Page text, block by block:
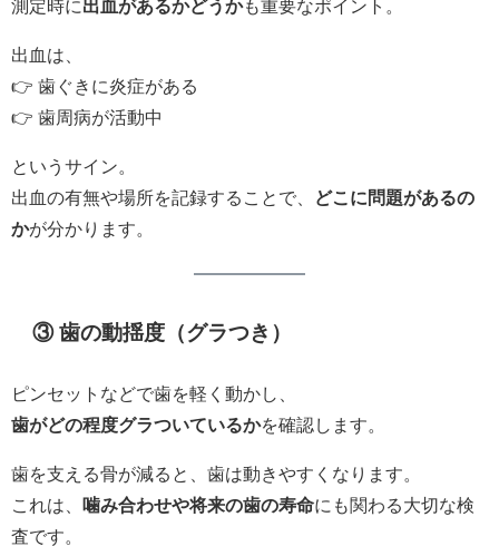
測定時に出血があるかどうかも重要なポイント。
出血は、
👉 歯ぐきに炎症がある
👉 歯周病が活動中
というサイン。
出血の有無や場所を記録することで、
どこに問題があるの
かが分かります。
③ 歯の動揺度（グラつき）
ピンセットなどで歯を軽く動かし、
歯がどの程度グラついているかを確認します。
歯を支える骨が減ると、歯は動きやすくなります。
これは、
噛み合わせや将来の歯の寿命にも関わる大切な検
査です。